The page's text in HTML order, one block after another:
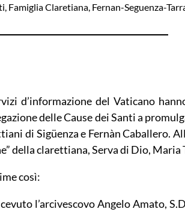
, Famiglia Claretiana, Fernan-Seguenza-
d’informazione del Vaticano
delle Cause dei Santi a
di Sigüenza e Fernàn Caballero.
della clarettiana, Serva di Dio, Maria
così:
l’arcivescovo Angelo Amato,